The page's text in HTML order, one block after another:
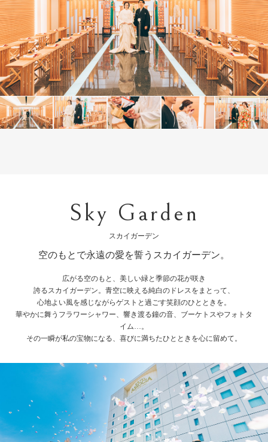
Sky Garden
スカイガーデン
空のもとで永遠の愛を誓うスカイガーデン。
広がる空のもと、美しい緑と季節の花が咲き
誇るスカイガーデン。青空に映える純白のドレスをまとって、
心地よい風を感じながらゲストと過ごす笑顔のひとときを。
華やかに舞うフラワーシャワー、響き渡る鐘の音、ブーケトスやフォトタ
イム…。
その一瞬が私の宝物になる、喜びに満ちたひとときを心に留めて。